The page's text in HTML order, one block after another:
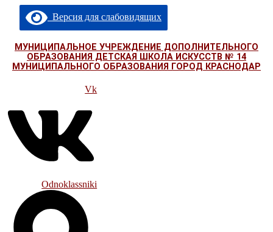
Перейти
содержимому
Версия для слабовидящих
МУНИЦИПАЛЬНОЕ УЧРЕЖДЕНИЕ ДОПОЛНИТЕЛЬНОГО
ОБРАЗОВАНИЯ ДЕТСКАЯ ШКОЛА ИСКУССТВ № 14
МУНИЦИПАЛЬНОГО ОБРАЗОВАНИЯ ГОРОД КРАСНОДАР
Vk
Odnoklassniki